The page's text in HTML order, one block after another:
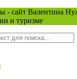
- сайт Валентина
и туризме